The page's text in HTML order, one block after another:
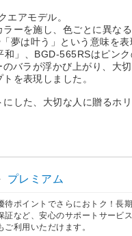
エアモデル。
ーを施し、色ごとに異な
夢は叶う」という意味を表
」、BGD-565RSはピン
バラが浮かび上がり、大
を表現しました。
した、大切な人に贈るホ
プレミアム
待ポイントでさらにおトク！長期
証など、安心のサポートサービス
ご利用いただけます。